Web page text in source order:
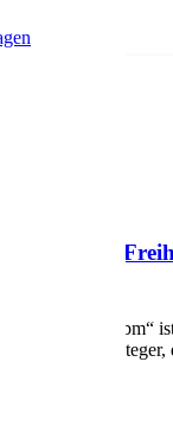
trauern um
„Puschtra Buibm“
Siegfried